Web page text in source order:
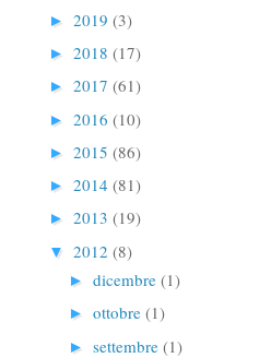
► 2019 (3)
► 2018 (17)
► 2017 (61)
► 2016 (10)
► 2015 (86)
► 2014 (81)
► 2013 (19)
▼ 2012 (8)
► dicembre (1)
► ottobre (1)
► settembre (1)